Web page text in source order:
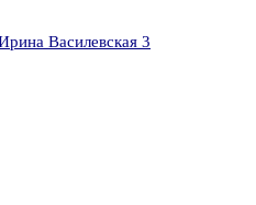
Василевская 3